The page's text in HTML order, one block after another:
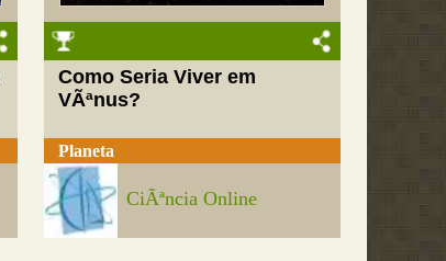
Como Seria Viver em
VÃªnus?
Planeta
CiÃªncia Online